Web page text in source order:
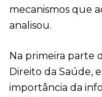
mecanismos que
analisou.
Na primeira parte
Direito da Saúde,
importância da